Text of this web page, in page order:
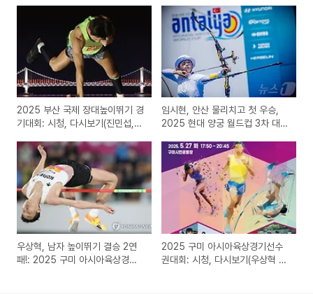
2025 부산 국제 장대높이뛰기 경
기대회: 시청, 다시보기(진민섭,
임시현, 안산 물리치고 첫 우승,
2025 현대 양궁 월드컵 3차 대
궁의 위엄!)
우상혁, 남자 높이뛰기 결승 2연
패!: 2025 구미 아시아육상경기
2025 구미 아시아육상경기선수
권대회: 시청, 다시보기(우상혁 출